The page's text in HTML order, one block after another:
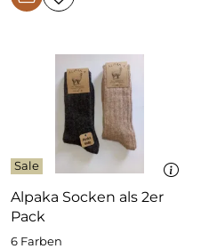
Alpaka Socken als 2er
Pack
6 Farben